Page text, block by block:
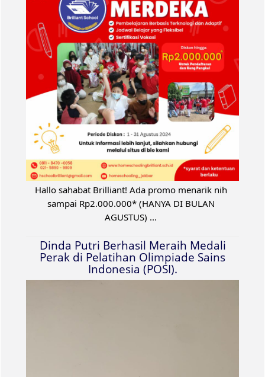
Hallo sahabat Brilliant! Ada promo menarik nih
sampai Rp2.000.000* (HANYA DI BULAN
AGUSTUS) ...
Dinda Putri Berhasil Meraih Medali
Perak di Pelatihan Olimpiade Sains
Indonesia (POSI).